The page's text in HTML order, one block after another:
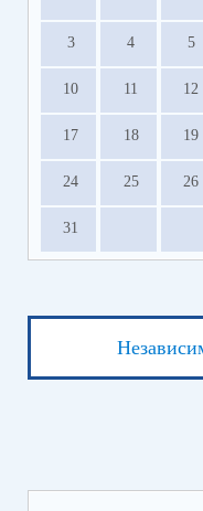
3 4 5
10 11 12
17 18 19
24 25 26
31